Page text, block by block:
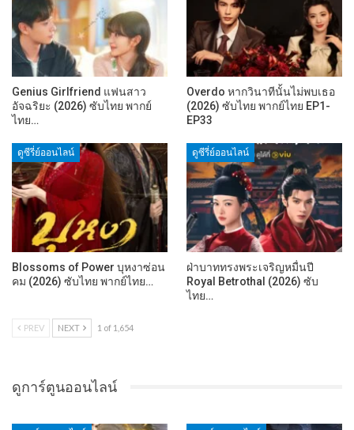
Genius Girlfriend แฟนสาว
อัจฉริยะ (2026) ซับไทย พากย์
ไทย…
Overdo หากวินาทีนั้นไม่พบเธอ
(2026) ซับไทย พากย์ไทย EP1-
EP33
ดูซีรี่ย์ออนไลน์
Blossoms of Power บุหงาซ่อน
คม (2026) ซับไทย พากย์ไทย…
ดูซีรี่ย์ออนไลน์
ฝ่าบาททรงพระเจริญหมื่นปี
Royal Betrothal (2026) ซับ
ไทย…
PREV NEXT 1 of 1,654
ดูการ์ตูนออนไลน์